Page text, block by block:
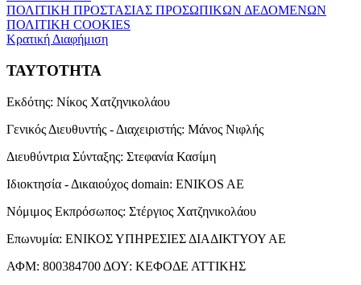
ΠΟΛΙΤΙΚΗ ΠΡΟΣΤΑΣΙΑΣ ΠΡΟΣΩΠΙΚΩΝ ΔΕΔΟΜΕΝΩΝ
ΠΟΛΙΤΙΚΗ COOKIES
Κρατική Διαφήμιση
ΤΑΥΤΟΤΗΤΑ
Εκδότης: Νίκος Χατζηνικολάου
Γενικός Διευθυντής - Διαχειριστής: Μάνος Νιφλής
Διευθύντρια Σύνταξης: Στεφανία Κασίμη
Ιδιοκτησία - Δικαιούχος domain: ENIKOS AE
Νόμιμος Εκπρόσωπος: Στέργιος Χατζηνικολάου
Επωνυμία: ΕΝΙΚΟΣ ΥΠΗΡΕΣΙΕΣ ΔΙΑΔΙΚΤΥΟΥ ΑΕ
ΑΦΜ: 800384700 ΔΟΥ: ΚΕΦΟΔΕ ΑΤΤΙΚΗΣ